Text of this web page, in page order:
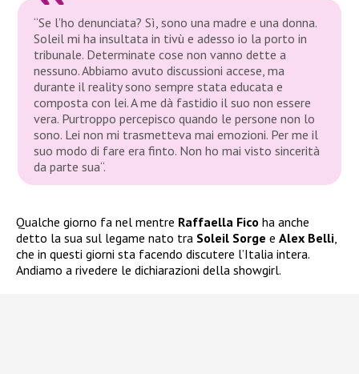
“Se l’ho denunciata? Sì, sono una madre e una donna.
Soleil mi ha insultata in tivù e adesso io la porto in
tribunale. Determinate cose non vanno dette a
nessuno. Abbiamo avuto discussioni accese, ma
durante il reality sono sempre stata educata e
composta con lei. A me dà fastidio il suo non essere
vera. Purtroppo percepisco quando le persone non lo
sono. Lei non mi trasmetteva mai emozioni. Per me il
suo modo di fare era finto. Non ho mai visto sincerità
da parte sua“.
Qualche giorno fa nel mentre Raffaella Fico ha anche
detto la sua sul legame nato tra Soleil Sorge e Alex Belli
che in questi giorni sta facendo discutere l’Italia intera.
Andiamo a rivedere le dichiarazioni della showgirl.